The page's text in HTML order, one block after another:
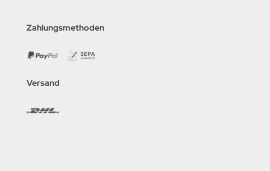
Zahlungsmethoden
Versand